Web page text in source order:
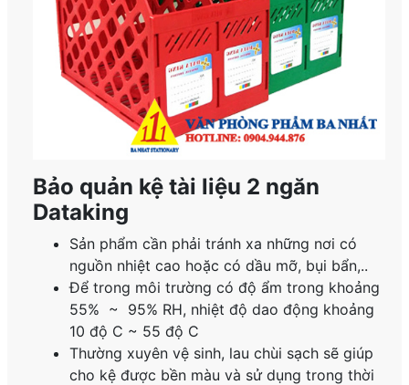
Bảo quản kệ tài liệu 2 ngăn
Dataking
Sản phẩm cần phải tránh xa những nơi có
nguồn nhiệt cao hoặc có dầu mỡ, bụi bẩn,..
Để trong môi trường có độ ẩm trong khoảng
55% ~ 95% RH, nhiệt độ dao động khoảng
10 độ C ~ 55 độ C
Thường xuyên vệ sinh, lau chùi sạch sẽ giúp
cho kệ được bền màu và sử dụng trong thời